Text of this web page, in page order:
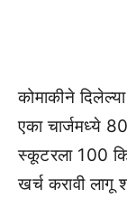
कोमाकीने
एका चार्जमध्ये
स्कूटरला 100
खर्च करावी